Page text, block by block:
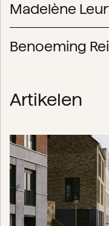
Madelène
Benoeming
Artikelen